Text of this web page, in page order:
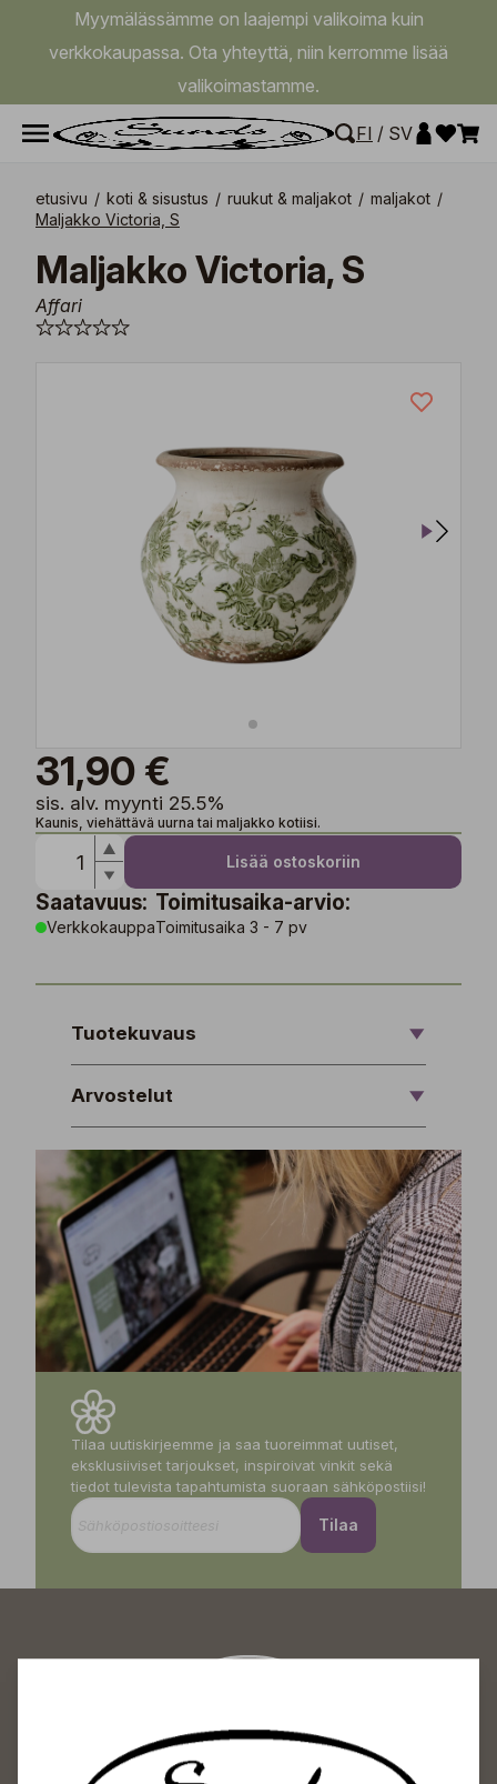
Myymälässämme on laajempi valikoima kuin
verkkokaupassa. Ota yhteyttä, niin kerromme lisää
valikoimastamme.
FI / SV
etusivu / koti & sisustus / ruukut & maljakot / maljakot /
Maljakko Victoria, S
Maljakko Victoria, S
Affari
31,90 €
sis. alv. myynti 25.5%
Kaunis, viehättävä uurna tai maljakko kotiisi.
Lisää ostoskoriin
Saatavuus:
Verkkokauppa
Toimitusaika-arvio:
Toimitusaika 3 - 7 pv
Tuotekuvaus
Arvostelut
Tilaa uutiskirjeemme ja saa tuoreimmat uutiset,
eksklusiiviset tarjoukset, inspiroivat vinkit sekä
tiedot tulevista tapahtumista suoraan sähköpostiisi!
Tilaa
Sundin Puutarhakeskus